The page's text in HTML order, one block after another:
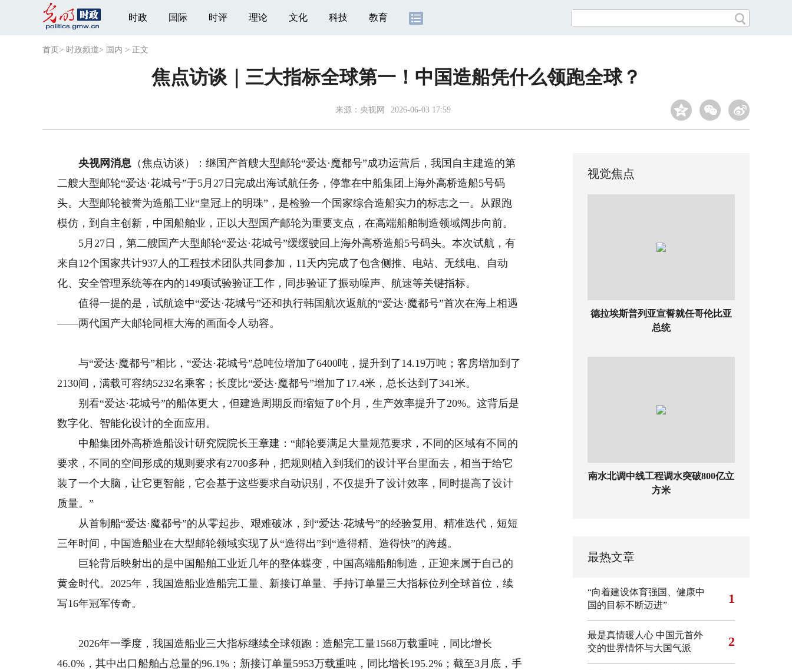
时政 国际 时评 理论 文化 科技 教育
首页 > 时政频道> 国内 > 正文
焦点访谈｜三大指标全球第一！中国造船凭什么领跑全球？
来源： 央视网 2026-06-03 17:59
央视网消息 （焦点访谈）：继国产首艘大型邮轮“爱达·魔都号”成功运营后，我国自主建造的第
二艘大型邮轮“爱达·花城号”于5月27日完成出海试航任务，停靠在中船集团上海外高桥造船5号码
头。大型邮轮被誉为造船工业“皇冠上的明珠”，是检验一个国家综合造船实力的标志之一。从跟跑
模仿，到自主创新，中国船舶业，正以大型国产邮轮为重要支点，在高端船舶制造领域阔步向前。
5月27日，第二艘国产大型邮轮“爱达·花城号”缓缓驶回上海外高桥造船5号码头。本次试航，有
来自12个国家共计937人的工程技术团队共同参加，11天内完成了包含侧推、电站、无线电、自动
化、安全管理系统等在内的149项试验验证工作，同步验证了振动噪声、航速等关键指标。
值得一提的是，试航途中“爱达·花城号”还和执行韩国航次返航的“爱达·魔都号”首次在海上相遇
——两代国产大邮轮同框大海的画面令人动容。
与“爱达·魔都号”相比，“爱达·花城号”总吨位增加了6400吨，提升到了14.19万吨；客房增加到了
2130间，满载可容纳5232名乘客；长度比“爱达·魔都号”增加了17.4米，总长达到了341米。
别看“爱达·花城号”的船体更大，但建造周期反而缩短了8个月，生产效率提升了20%。这背后是
数字化、智能化设计的全面应用。
中船集团外高桥造船设计研究院院长王章建：“邮轮要满足大量规范要求，不同的区域有不同的
要求，不同的空间形成的规则要求有2700多种，把规则植入到我们的设计平台里面去，相当于给它
装了一个大脑，让它更智能，它会基于这些要求自动识别，不仅提升了设计效率，同时提高了设计
质量。”
从首制船“爱达·魔都号”的从零起步、艰难破冰，到“爱达·花城号”的经验复用、精准迭代，短短
三年时间，中国造船业在大型邮轮领域实现了从“造得出”到“造得精、造得快”的跨越。
巨轮背后映射出的是中国船舶工业近几年的整体蝶变，中国高端船舶制造，正迎来属于自己的
黄金时代。2025年，我国造船业造船完工量、新接订单量、手持订单量三大指标位列全球首位，续
写16年冠军传奇。
2026年一季度，我国造船业三大指标继续全球领跑：造船完工量1568万载重吨，同比增长
46.0%，其中出口船舶占总量的96.1%；新接订单量5953万载重吨，同比增长195.2%；截至3月底，手
视觉焦点
德拉埃斯普列亚宣誓就任哥伦比亚
总统
南水北调中线工程调水突破800亿立
方米
最热文章
“向着建设体育强国、健康中
国的目标不断迈进”
1
最是真情暖人心 中国元首外
交的世界情怀与大国气派
2